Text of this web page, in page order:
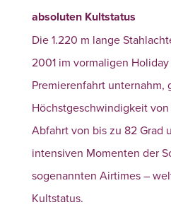
absoluten Kultstatus
Die 1.220 m lange
2001 im vormaligen
Premierenfahrt unternahm,
Höchstgeschwindigkeit
Abfahrt von bis zu 82 Grad
intensiven Momenten der
sogenannten Airtimes –
Kultstatus.